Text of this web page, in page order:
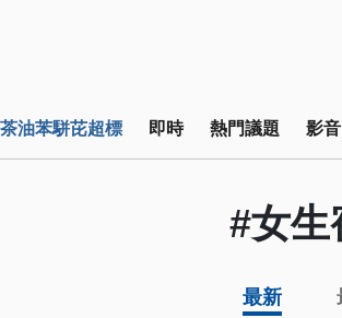
油苯駢芘超標 即時 熱門議題 影音
#女生
最新